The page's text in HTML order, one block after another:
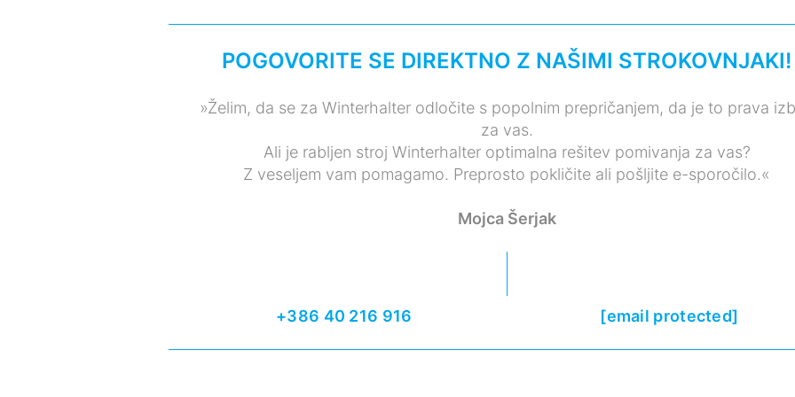
POGOVORITE SE DIREKTNO Z NAŠIMI STROKOVNJAKI!
»Želim, da se za Winterhalter odločite s popolnim prepričanjem, da je to prava
za vas.
Ali je rabljen stroj Winterhalter optimalna rešitev pomivanja za vas?
Z veseljem vam pomagamo. Preprosto pokličite ali pošljite e-sporočilo.«
Mojca Šerjak
+386 40 216 916 [email protected]